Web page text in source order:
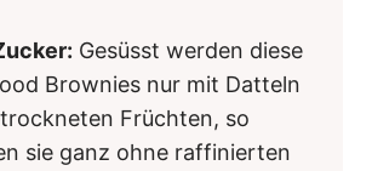
Gesüsst werden diese
Brownies nur mit Datteln
Früchten, so
sie ganz ohne raffinierten